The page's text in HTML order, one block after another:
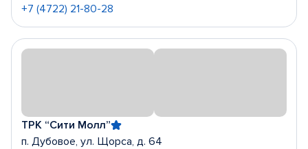
+7 (4722) 21-80-28
ТРК “Сити Молл”
п. Дубовое, ул. Щорса, д. 64